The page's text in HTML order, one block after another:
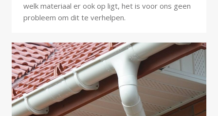
welk materiaal er ook op ligt, het is voor ons geen
probleem om dit te verhelpen.